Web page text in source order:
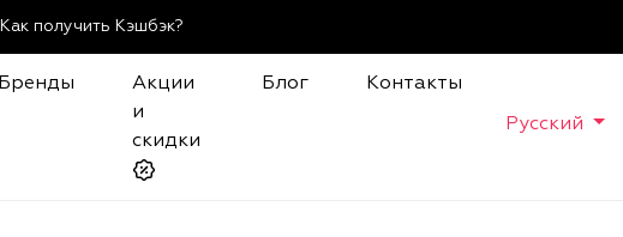
Как получить Кэшбэк?
Бренды
Акции
и
скидки
Блог Контакты
Русский